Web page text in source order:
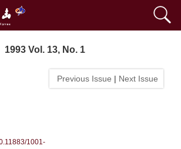
1993 Vol. 13, No. 1
Previous Issue | Next Issue
1001-